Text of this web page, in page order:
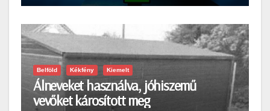
Belföld Kékfény Kiemelt
Álneveket használva, jóhiszemű
vevőket károsított meg